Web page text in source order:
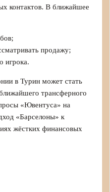
контактов. В ближайшее
продажу;
игрока.
в Турин может стать
трансферного
«Ювентуса» на
«Барселоны» к
жёстких финансовых